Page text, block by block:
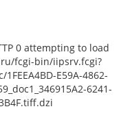
0 attempting to load
fcgi-bin/iipsrv.fcgi?
E59A-4862-
6241-